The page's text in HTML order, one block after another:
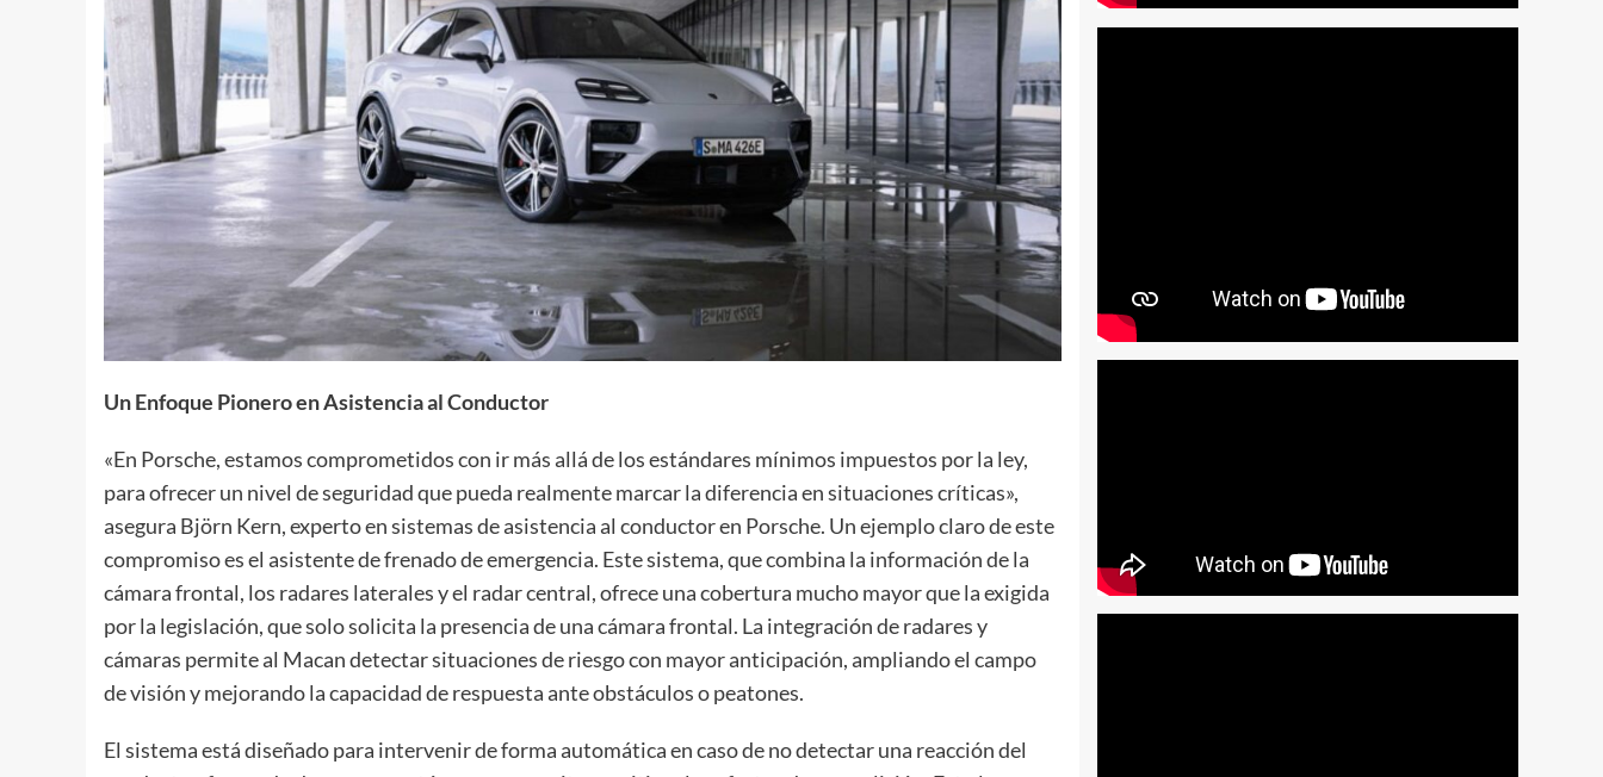
Un Enfoque Pionero en Asistencia al Conductor
«En Porsche, estamos comprometidos con ir más allá de los estándares mínimos impuestos por la ley,
para ofrecer un nivel de seguridad que pueda realmente marcar la diferencia en situaciones críticas»,
asegura Björn Kern, experto en sistemas de asistencia al conductor en Porsche. Un ejemplo claro de este
compromiso es el asistente de frenado de emergencia. Este sistema, que combina la información de la
cámara frontal, los radares laterales y el radar central, ofrece una cobertura mucho mayor que la exigida
por la legislación, que solo solicita la presencia de una cámara frontal. La integración de radares y
cámaras permite al Macan detectar situaciones de riesgo con mayor anticipación, ampliando el campo
de visión y mejorando la capacidad de respuesta ante obstáculos o peatones.
El sistema está diseñado para intervenir de forma automática en caso de no detectar una reacción del